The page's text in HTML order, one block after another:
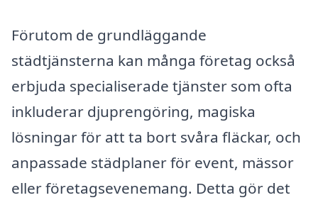
Förutom de grundläggande
städtjänsterna kan många företag också
erbjuda specialiserade tjänster som ofta
inkluderar djuprengöring, magiska
lösningar för att ta bort svåra fläckar, och
anpassade städplaner för event, mässor
eller företagsevenemang. Detta gör det